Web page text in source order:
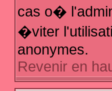
cas o�
�viter
anonymes.
Revenir en